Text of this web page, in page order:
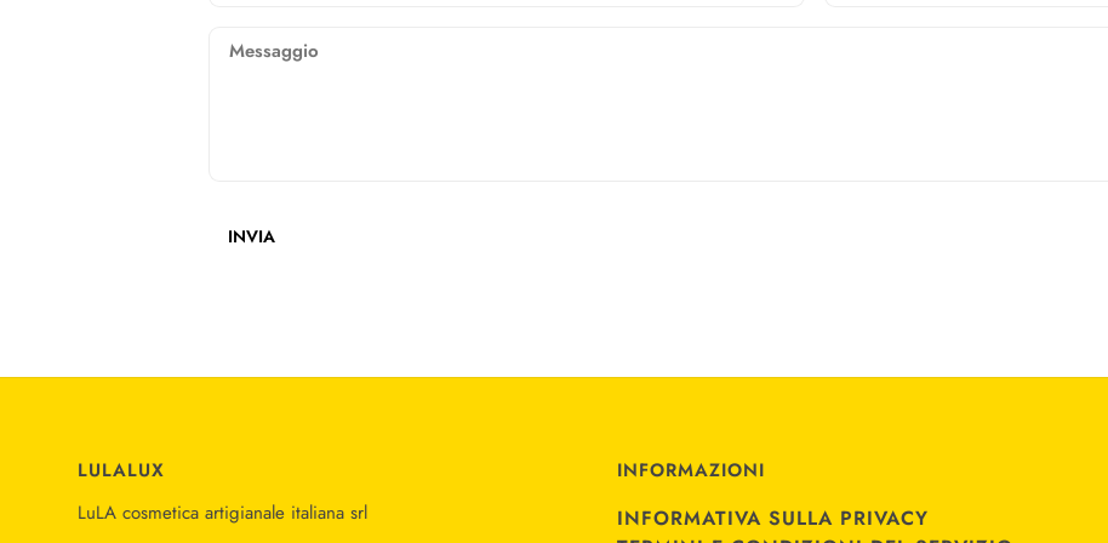
Messaggio
INVIA
LULALUX
LuLA cosmetica artigianale italiana srl
INFORMAZIONI
INFORMATIVA SULLA PRIVACY